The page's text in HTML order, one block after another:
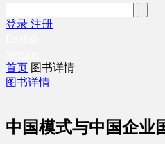
登录 注册
首页 图书详情
图书详情
中国模式与中国企业